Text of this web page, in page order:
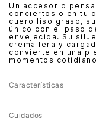
Un accesorio
conciertos o en tu
cuero liso graso,
único con el paso
envejecida. Su
cremallera y
convierte en una
momentos
Características
Cuidados